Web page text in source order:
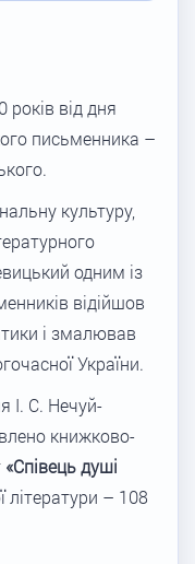
від дня
письменника –
культуру,
одним із
відійшов
і змалював
України.
І. С. Нечуй-
книжково-
«Співець душі
– 108